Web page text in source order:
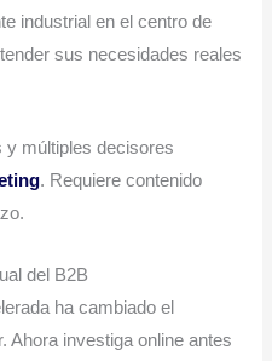
industrial en el centro de
sus necesidades reales
y múltiples decisores
. Requiere contenido
del B2B
ha cambiado el
Ahora investiga online antes